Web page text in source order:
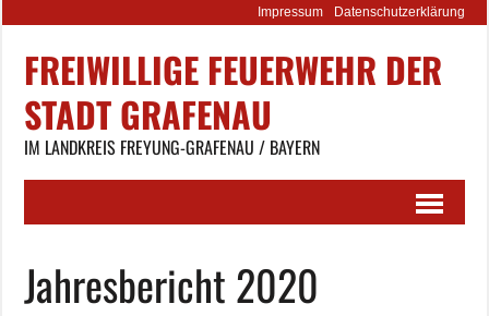
Impressum Datenschutzerklärung
FREIWILLIGE FEUERWEHR DER
STADT GRAFENAU
IM LANDKREIS FREYUNG-GRAFENAU / BAYERN
Jahresbericht 2020